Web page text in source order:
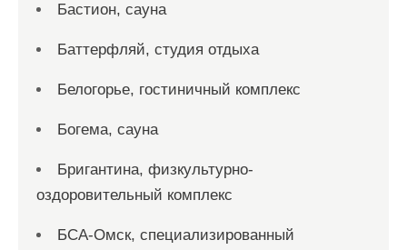
Бастион, сауна
Баттерфляй, студия отдыха
Белогорье, гостиничный комплекс
Богема, сауна
Бригантина, физкультурно-
оздоровительный комплекс
БСА-Омск, специализированный